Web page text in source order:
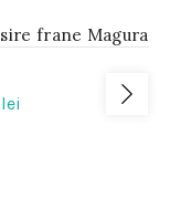
frane Magura
lei